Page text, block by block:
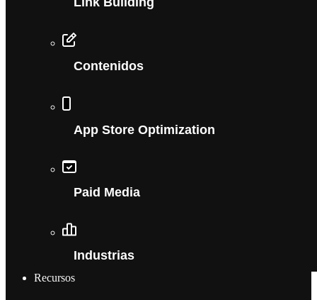
Contenidos
App Store Optimization
Paid Media
Industrias
Recursos